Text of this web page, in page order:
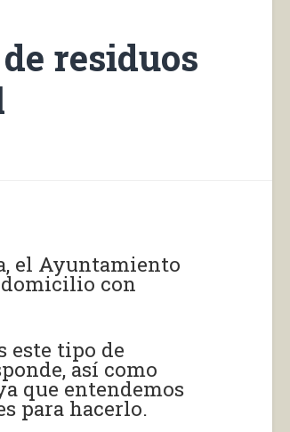
residuos
el Ayuntamiento
domicilio con
este tipo de
así como
que entendemos
para hacerlo.